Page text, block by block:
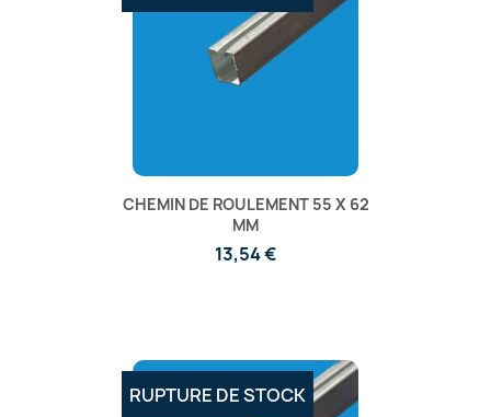
CHEMIN DE ROULEMENT 55 X 62
MM
13,54 €
RUPTURE DE STOCK